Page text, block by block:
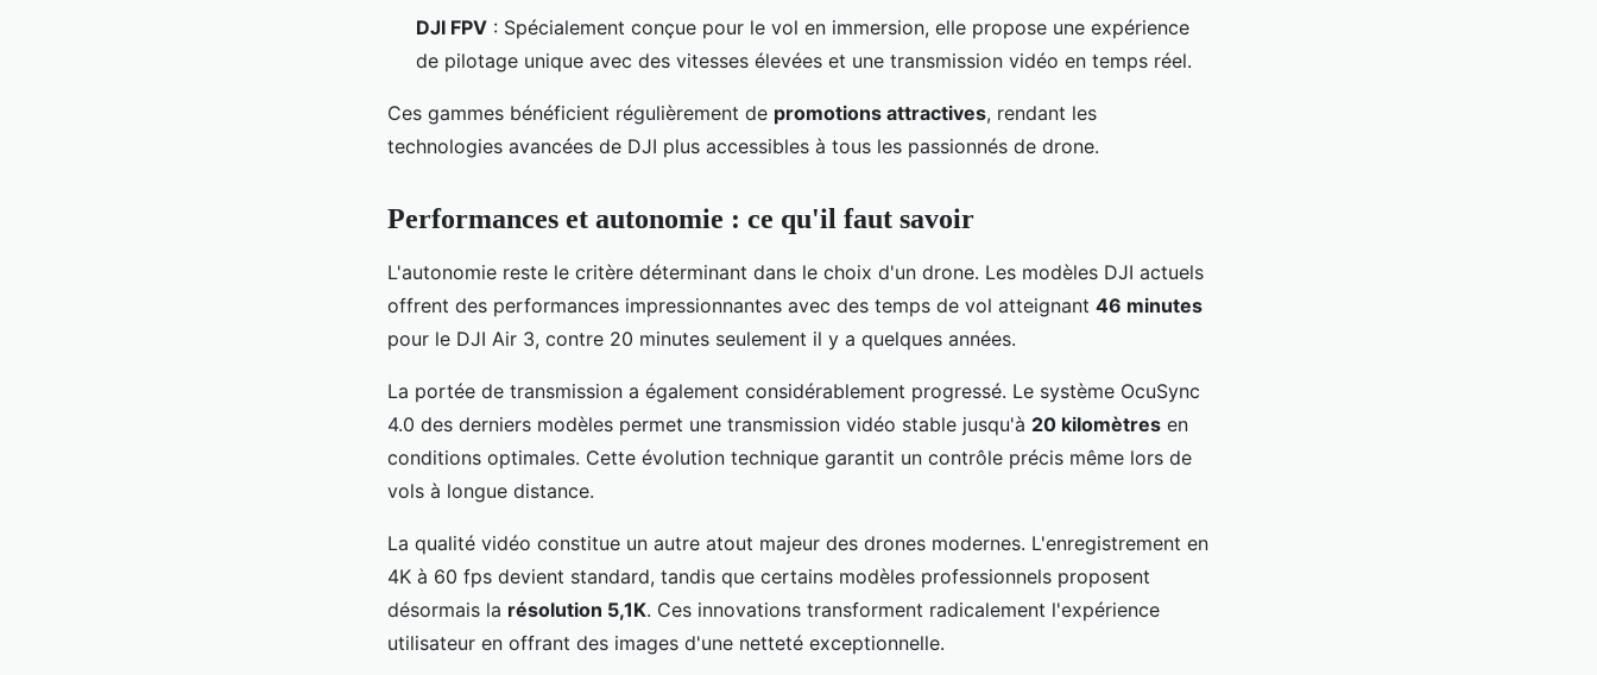
DJI FPV : Spécialement conçue pour le vol en immersion, elle propose une expérience
de pilotage unique avec des vitesses élevées et une transmission vidéo en temps réel.
Ces gammes bénéficient régulièrement de promotions attractives, rendant les
technologies avancées de DJI plus accessibles à tous les passionnés de drone.
Performances et autonomie : ce qu'il faut savoir
L'autonomie reste le critère déterminant dans le choix d'un drone. Les modèles DJI actuels
offrent des performances impressionnantes avec des temps de vol atteignant 46 minutes
pour le DJI Air 3, contre 20 minutes seulement il y a quelques années.
La portée de transmission a également considérablement progressé. Le système OcuSync
4.0 des derniers modèles permet une transmission vidéo stable jusqu'à 20 kilomètres en
conditions optimales. Cette évolution technique garantit un contrôle précis même lors de
vols à longue distance.
La qualité vidéo constitue un autre atout majeur des drones modernes. L'enregistrement en
4K à 60 fps devient standard, tandis que certains modèles professionnels proposent
désormais la résolution 5,1K. Ces innovations transforment radicalement l'expérience
utilisateur en offrant des images d'une netteté exceptionnelle.